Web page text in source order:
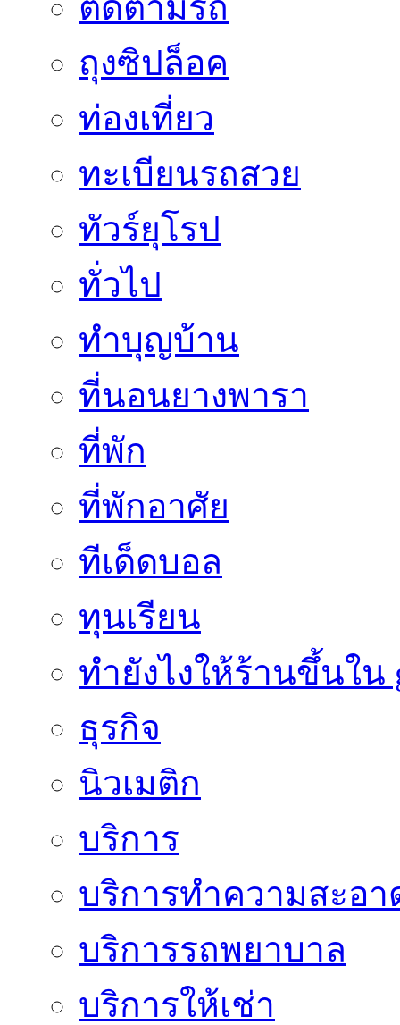
ถุงซิปล็อค
ท่องเที่ยว
ทะเบียนรถสวย
ทัวร์ยุโรป
ทั่วไป
ทำบุญบ้าน
ที่นอนยางพารา
ที่พัก
ที่พักอาศัย
ทีเด็ดบอล
ทุนเรียน
ทํายังไงให้ร้านขึ้นใน
ธุรกิจ
นิวเมติก
บริการ
บริการทำความสะอา
บริการรถพยาบาล
บริการให้เช่า